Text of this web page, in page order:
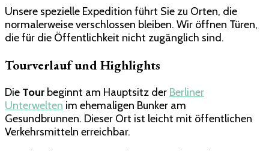
Unsere spezielle Expedition führt Sie zu Orten, die
normalerweise verschlossen bleiben. Wir öffnen Türen,
die für die Öffentlichkeit nicht zugänglich sind.
Tourverlauf und Highlights
Die Tour beginnt am Hauptsitz der Berliner
Unterwelten im ehemaligen Bunker am
Gesundbrunnen. Dieser Ort ist leicht mit öffentlichen
Verkehrsmitteln erreichbar.